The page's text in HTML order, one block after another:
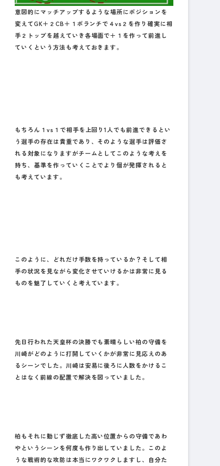
意図的にマッチアップするような場所にポジションを
変えてGK＋２CB＋１ボランチで４vs２を作り確実に相
手２トップを越えていき各場面で＋１を作って前進し
ていくという方法も考えておきます。
もちろん１vs１で相手を上回り1人でも前進できるとい
う選手の存在は貴重であり、そのような選手は評価さ
れる対象になりますがチームとしてこのような考えを
持ち、基準を作っていくことでより個が発揮されると
も考えています。
このように、どれだけ手数を持っているか？そして相
手の状況を見ながら変化させていけるかは非常に見る
ものを魅了していくと考えています。
先日行われた天皇杯の決勝でも素晴らしい柏の守備を
川崎がどのように打開していくかが非常に見応えのあ
るシーンでした。川崎は安易に後ろに人数をかけるこ
とはなく前線の配置で解決を図っていました。
柏もそれに動じず徹底した高い位置からの守備であわ
やというシーンを何度も作り出していました。このよ
うな戦術的な攻防は本当にワクワクしますし、自分た